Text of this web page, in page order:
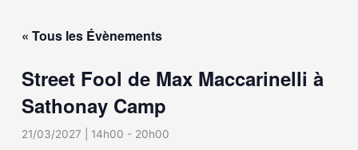
« Tous les Évènements
Street Fool de Max Maccarinelli à
Sathonay Camp
21/03/2027 | 14h00 - 20h00